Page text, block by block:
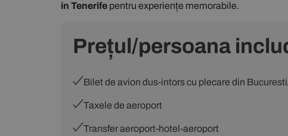
in Tenerife pentru experiențe memorabile.
Prețul/persoana
Bilet de avion dus-intors cu plecare din
Taxele de aeroport
Transfer aeroport-hotel-aeroport